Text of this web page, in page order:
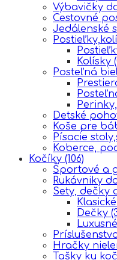
Výbavičky
Cestovné
Jedálenské
Kolísky
Posteľná
Detské
Koše pre
Písacie
Koberce,
Kočíky (106)
Športové a
Rukávniky
Sety, dečky
Dečky
Hračky
Tašky ku